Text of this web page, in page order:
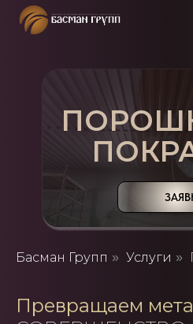
Басман Групп » Услуги »
Превращаем